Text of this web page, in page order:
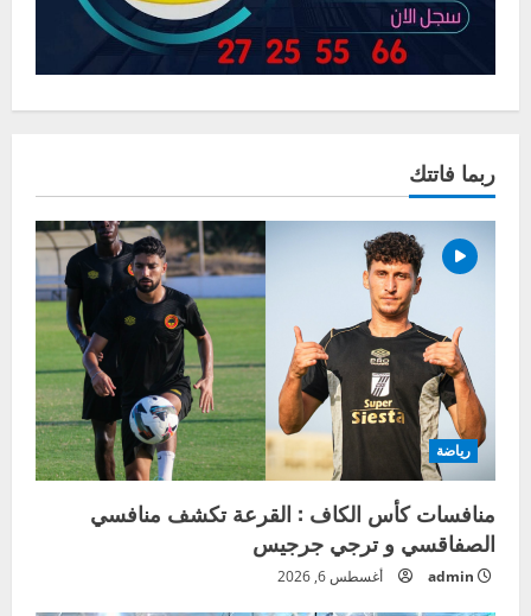
ربما فاتتك
رياضة
منافسات كأس الكاف : القرعة تكشف منافسي
الصفاقسي و ترجي جرجيس
admin أغسطس 6, 2026